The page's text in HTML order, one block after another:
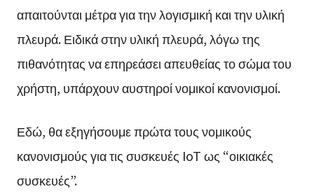
απαιτούνται μέτρα για την λογισμική και την υλική
πλευρά. Ειδικά στην υλική πλευρά, λόγω της
πιθανότητας να επηρεάσει απευθείας το σώμα του
χρήστη, υπάρχουν αυστηροί νομικοί κανονισμοί.
Εδώ, θα εξηγήσουμε πρώτα τους νομικούς
κανονισμούς για τις συσκευές IoT ως “οικιακές
συσκευές”.